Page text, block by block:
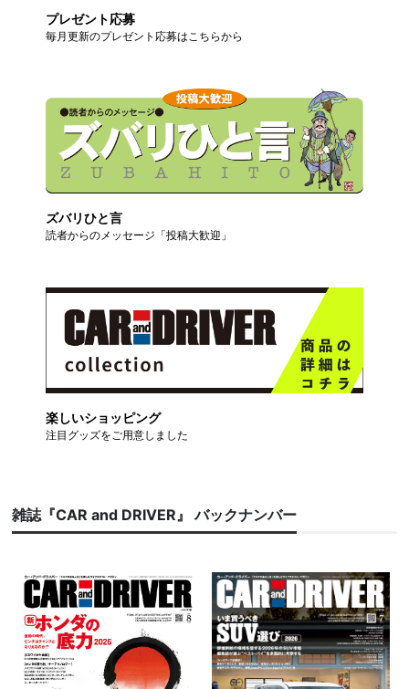
プレゼント応募
毎月更新のプレゼント応募はこちらから
ズバリひと言
読者からのメッセージ「投稿大歓迎」
楽しいショッピング
注目グッズをご用意しました
雑誌『CAR and DRIVER』 バックナンバー